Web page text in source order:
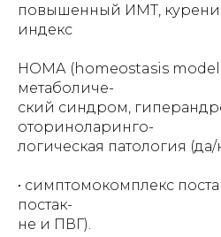
повышенный ИМТ,
индекс
НОМА (homeostasis model
метаболиче-
ский синдром,
оториноларинго-
логическая патология (да/
• симптомокомплекс
постак-
не и ПВГ).